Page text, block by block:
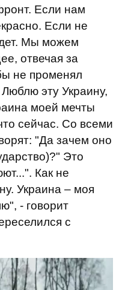
Если нам
Если не
Мы можем
отвечая за
не променял
эту Украину,
моей мечты
сейчас. Со всеми
"Да зачем оно
Это
Как не
Украина – моя
- говорит
с